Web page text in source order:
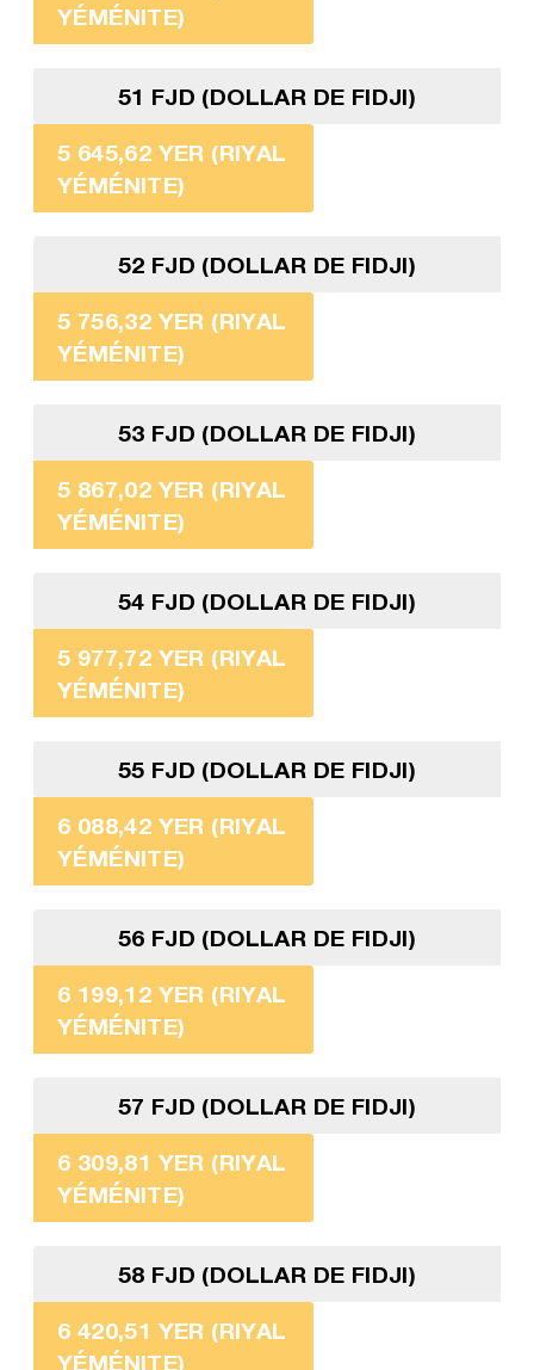
YÉMÉNITE)
51 FJD (DOLLAR DE FIDJI)
5 645,62 YER (RIYAL
YÉMÉNITE)
52 FJD (DOLLAR DE FIDJI)
5 756,32 YER (RIYAL
YÉMÉNITE)
53 FJD (DOLLAR DE FIDJI)
5 867,02 YER (RIYAL
YÉMÉNITE)
54 FJD (DOLLAR DE FIDJI)
5 977,72 YER (RIYAL
YÉMÉNITE)
55 FJD (DOLLAR DE FIDJI)
6 088,42 YER (RIYAL
YÉMÉNITE)
56 FJD (DOLLAR DE FIDJI)
6 199,12 YER (RIYAL
YÉMÉNITE)
57 FJD (DOLLAR DE FIDJI)
6 309,81 YER (RIYAL
YÉMÉNITE)
58 FJD (DOLLAR DE FIDJI)
6 420,51 YER (RIYAL
YÉMÉNITE)